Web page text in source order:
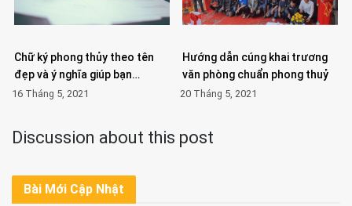
Chữ ký phong thủy theo tên
đẹp và ý nghĩa giúp bạn…
16 Tháng 5, 2021
Hướng dẫn cúng khai trương
văn phòng chuẩn phong thuỷ
20 Tháng 5, 2021
Discussion about this post
Bài Mới Cập Nhật